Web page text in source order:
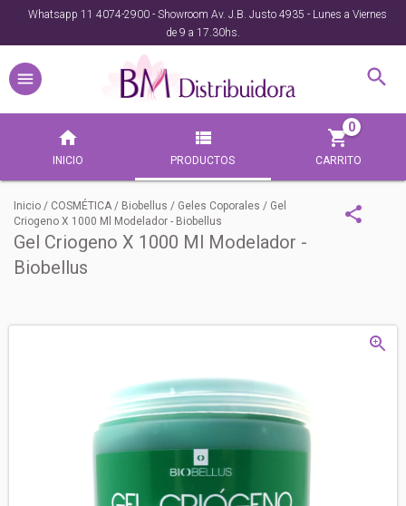
Whatsapp 11 4074-2900 - Showroom Av. J.B. Justo 4935 - Lunes a Viernes
de 9 a 17.30hs.
INICIO PRODUCTOS CARRITO
0
Inicio / COSMÉTICA / Biobellus / Geles Coporales / Gel
Criogeno X 1000 Ml Modelador - Biobellus
Gel Criogeno X 1000 Ml Modelador -
Biobellus